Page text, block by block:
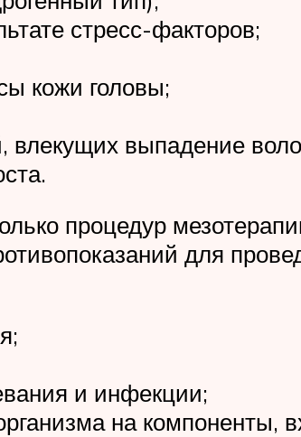
стресс-факторов;
кожи головы;
влекущих выпадение
процедур
для
и инфекции;
на компоненты,